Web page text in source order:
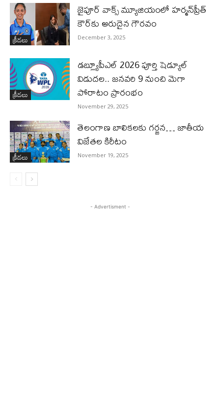
క్రీడలు
జైపూర్ వాక్స్ మ్యూజియంలో హర్మన్‌ప్రీత్
కౌర్‌కు అరుదైన గౌరవం
December 3, 2025
క్రీడలు
డబ్ల్యూపీఎల్ 2026 పూర్తి షెడ్యూల్
విడుదల.. జనవరి 9 నుంచి మెగా
పోరాటం ప్రారంభం
November 29, 2025
క్రీడలు
తెలంగాణ బాలికలకు గర్జన… జాతీయ
విజేతల కిరీటం
November 19, 2025
- Advertisment -